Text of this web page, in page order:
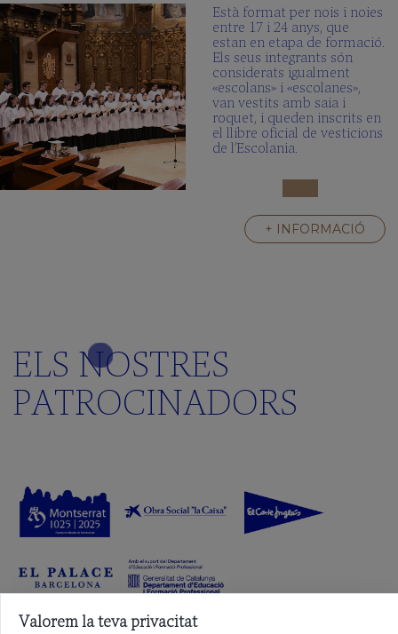
Està format per nois i noies
entre 17 i 24 anys, que
estan en etapa de formació.
Els seus integrants són
considerats igualment
«escolans» i «escolanes»,
van vestits amb saia i
roquet, i queden inscrits en
el llibre oficial de vesticions
de l’Escolania.
+ INFORMACIÓ
ELS NOSTRES
PATROCINADORS
Valorem la teva privacitat